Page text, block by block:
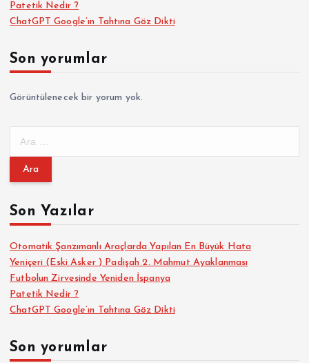
Patetik Nedir ?
ChatGPT Google’ın Tahtına Göz Dikti
Son yorumlar
Görüntülenecek bir yorum yok.
m
:Son Yazılar
Otomatik Şanzımanlı Araçlarda Yapılan En Büyük Hata
Yeniçeri (Eski Asker ) Padişah 2. Mahmut Ayaklanması
Futbolun Zirvesinde Yeniden İspanya
Patetik Nedir ?
ChatGPT Google’ın Tahtına Göz Dikti
Son yorumlar